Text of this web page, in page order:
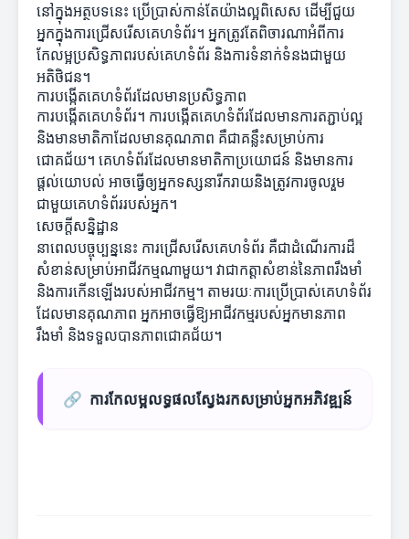
នៅក្នុងអត្ថបទនេះ ប្រើប្រាស់កាន់តែយ៉ាងល្អពិសេស ដើម្បីជួយ
អ្នកក្នុងការជ្រើសរើសគេហទំព័រ។ អ្នកត្រូវតែពិចារណាអំពីការ
កែលម្អប្រសិទ្ធភាពរបស់គេហទំព័រ និងការទំនាក់ទំនងជាមួយ
អតិថិជន។
ការបង្កើតគេហទំព័រដែលមានប្រសិទ្ធភាព
ការបង្កើតគេហទំព័រ។ ការបង្កើតគេហទំព័រ​ដែលមានការតភ្ជាប់ល្អ
និងមានមាតិកាដែលមានគុណភាព គឺជាគន្លឹះសម្រាប់ការ
ជោគជ័យ។ គេហទំព័រដែលមានមាតិកាប្រយោជន៍ និងមានការ
ផ្តល់យោបល់ អាចធ្វើឲ្យអ្នកទស្សនារីករាយនិងត្រូវការចូលរួម
ជាមួយគេហទំព័ររបស់អ្នក។
សេចក្តីសន្និដ្ឋាន
នាពេលបច្ចុប្បន្ននេះ ការជ្រើសរើសគេហទំព័រ គឺជាដំណើរការដ៏
សំខាន់សម្រាប់អាជីវកម្មណាមួយ។ វាជាកត្តាសំខាន់នៃភាពរឹងមាំ
និងការកើនឡើងរបស់អាជីវកម្ម។ តាមរយៈការប្រើប្រាស់គេហទំព័រ
ដែលមានគុណភាព អ្នកអាចធ្វើឱ្យអាជីវកម្មរបស់អ្នកមានភាព
រឹងមាំ និងទទួលបានភាពជោគជ័យ។
🔗 ការកែលម្អលទ្ធផលស្វែងរកសម្រាប់អ្នកអភិវឌ្ឍន៍